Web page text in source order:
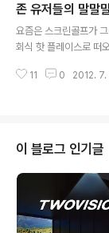
니다. ^^ 시선처리의 기
를 잡느냐에 따라 시
만, 그렇다고 클럽의 종
하려고 하면 초보 골퍼
히려 기본적인 시선 처
존 유저들의 말말
요즘은 스크린골프가
회식 핫 플레이스로 떠
마다 방문하시는 회사
스크린골프를 이용하고
매력을 물어봤답니다!
매력! 골프존의 유저들
부터 함께 들어볼까요
파악에도 효과 만점!
상 꼭 즐긴다는 30대 초..
11 0 2012. 7.
이 블로그 인기글